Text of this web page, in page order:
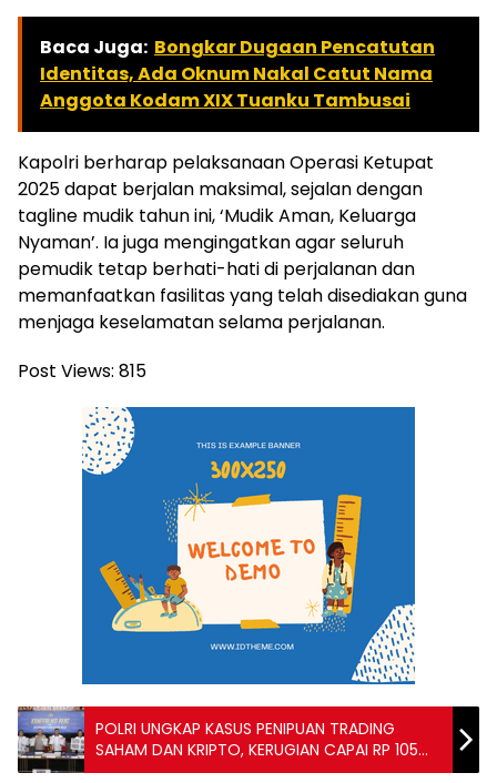
Baca Juga: Bongkar Dugaan Pencatutan
Identitas, Ada Oknum Nakal Catut Nama
Anggota Kodam XIX Tuanku Tambusai
Kapolri berharap pelaksanaan Operasi Ketupat
2025 dapat berjalan maksimal, sejalan dengan
tagline mudik tahun ini, ‘Mudik Aman, Keluarga
Nyaman’. Ia juga mengingatkan agar seluruh
pemudik tetap berhati-hati di perjalanan dan
memanfaatkan fasilitas yang telah disediakan guna
menjaga keselamatan selama perjalanan.
Post Views: 815
POLRI UNGKAP KASUS PENIPUAN TRADING
SAHAM DAN KRIPTO, KERUGIAN CAPAI RP 105
MILIAR